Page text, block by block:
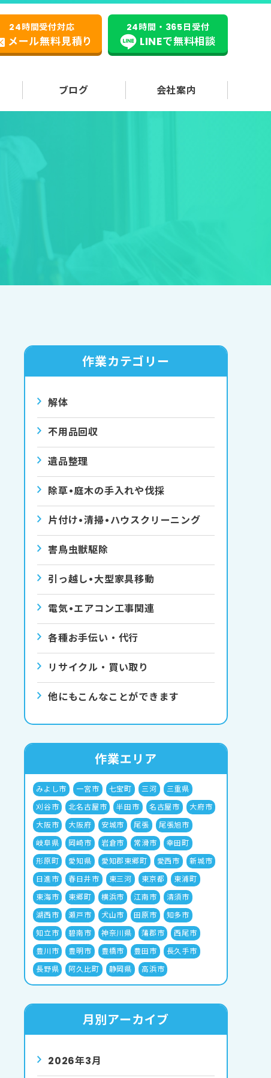
24時間・365日受付
LINEで無料相談
24時間受付対応
メール無料見積り
ブログ 会社案内
作業カテゴリー
解体
不用品回収
遺品整理
除草•庭⽊の⼿⼊れや伐採
⽚付け•清掃•ハウスクリーニング
害⿃⾍獣駆除
引っ越し•⼤型家具移動
電気•エアコン⼯事関連
各種お手伝い・代行
リサイクル・買い取り
他にもこんなことができます
作業エリア
みよし市 一宮市 七宝町 三河
三重県
刈谷市
北名古屋市 半田市 名古屋市
大府市
大阪市
大阪府 安城市 尾張
尾張旭市
岐阜県
岡崎市 岩倉市 常滑市
幸田町
形原町
愛知県 愛知郡東郷町 愛西市
新城市
日進市
春日井市 東三河 東京都
東浦町
東海市
東郷町 横浜市 江南市
清須市
湖西市
瀬戸市 犬山市 田原市
知多市
知立市
碧南市 神奈川県 蒲郡市
西尾市
豊川市
豊明市 豊橋市 豊田市
長久手市
長野県
阿久比町 静岡県 高浜市
月別アーカイブ
2026年3月